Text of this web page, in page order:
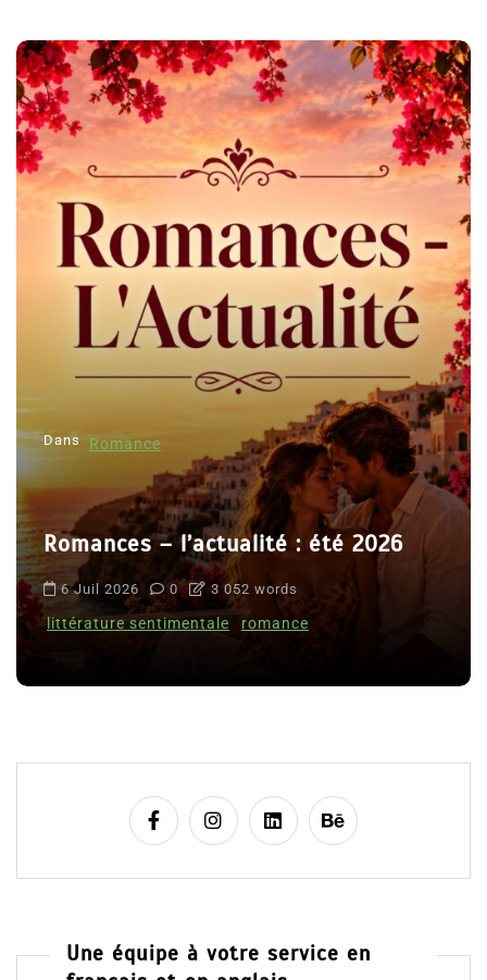
Dans Romance
Romances – l’actualité : été 2026
6 Juil 2026 0 3 052 words
littérature sentimentale romance
Une équipe à votre service en